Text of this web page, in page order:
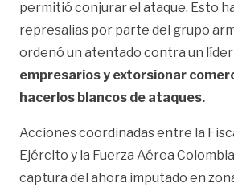
permitió conjurar el ataque. Esto
represalias por parte del grupo
ordenó un atentado contra un líder
empresarios y extorsionar
hacerlos blancos de ataques.
Acciones coordinadas entre la
Ejército y la Fuerza Aérea
captura del ahora imputado en